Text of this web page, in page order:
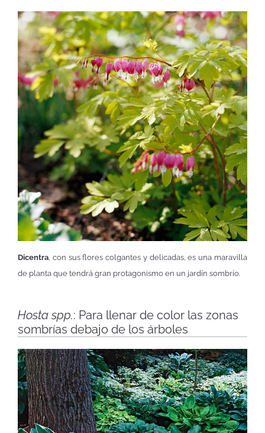
Dicentra, con sus flores colgantes y delicadas, es una maravilla
de planta que tendrá gran protagonismo en un jardín sombrío.
Hosta spp.: Para llenar de color las zonas
sombrías debajo de los árboles